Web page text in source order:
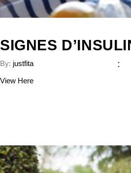
SIGNES
By: justfita
View Here